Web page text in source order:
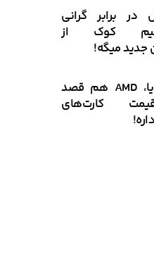
در برابر گرانی
کوک از
جدید میگه!
پس از انویدیا، AMD هم قصد
کارت‌های